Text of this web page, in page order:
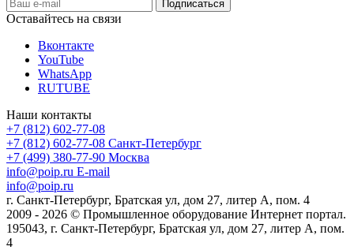
Оставайтесь на связи
Вконтакте
YouTube
WhatsApp
RUTUBE
Наши контакты
+7 (812) 602-77-08
+7 (812) 602-77-08 Санкт-Петербург
+7 (499) 380-77-90 Москва
info@poip.ru E-mail
info@poip.ru
г. Санкт-Петербург, Братская ул, дом 27, литер А, пом. 4
2009 - 2026 © Промышленное оборудование Интернет портал.
195043, г. Санкт-Петербург, Братская ул, дом 27, литер А, пом.
4